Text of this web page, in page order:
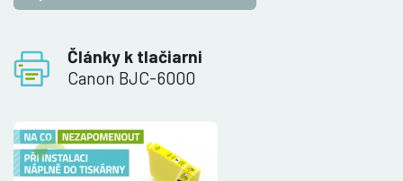
Články k tlačiarni
Canon BJC-6000